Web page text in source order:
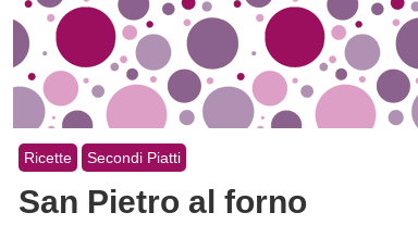
Ricette Secondi Piatti
San Pietro al forno